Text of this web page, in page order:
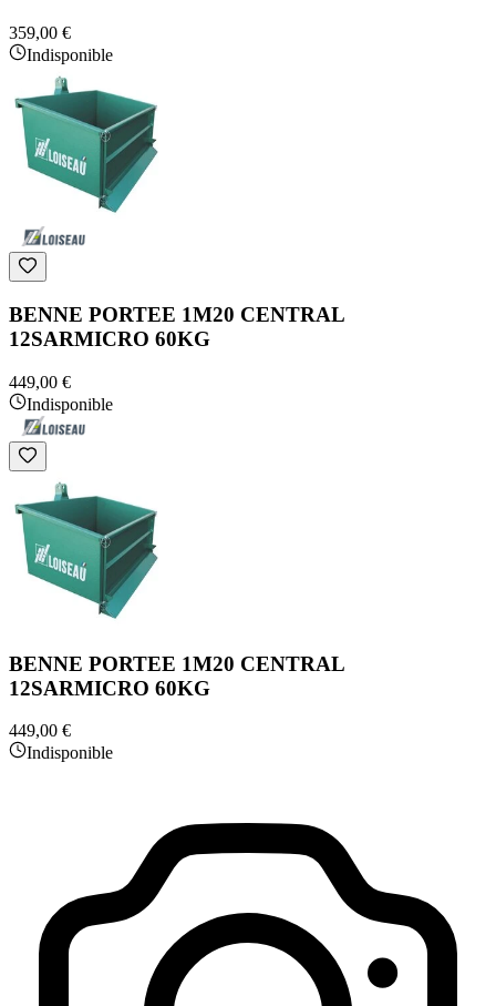
359,00 €
Indisponible
BENNE PORTEE 1M20 CENTRAL
12SARMICRO 60KG
449,00 €
Indisponible
BENNE PORTEE 1M20 CENTRAL
12SARMICRO 60KG
449,00 €
Indisponible